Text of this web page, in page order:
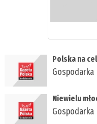
Polska na
Gospodarka
Niewielu
Gospodarka